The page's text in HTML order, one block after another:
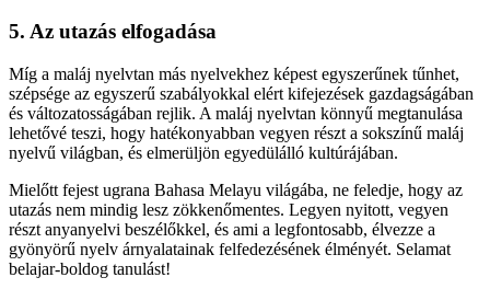
5. Az utazás elfogadása
Míg a maláj nyelvtan más nyelvekhez képest egyszerűnek tűnhet,
szépsége az egyszerű szabályokkal elért kifejezések gazdagságában
és változatosságában rejlik. A maláj nyelvtan könnyű megtanulása
lehetővé teszi, hogy hatékonyabban vegyen részt a sokszínű maláj
nyelvű világban, és elmerüljön egyedülálló kultúrájában.
Mielőtt fejest ugrana Bahasa Melayu világába, ne feledje, hogy az
utazás nem mindig lesz zökkenőmentes. Legyen nyitott, vegyen
részt anyanyelvi beszélőkkel, és ami a legfontosabb, élvezze a
gyönyörű nyelv árnyalatainak felfedezésének élményét. Selamat
belajar-boldog tanulást!